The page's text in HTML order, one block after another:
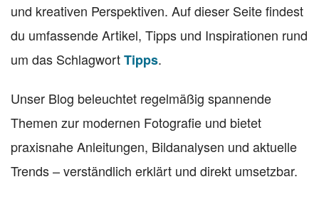
und kreativen Perspektiven. Auf dieser Seite findest
du umfassende Artikel, Tipps und Inspirationen rund
um das SchlagwortTipps.
Unser Blog beleuchtet regelmäßig spannende
Themen zur modernen Fotografie und bietet
praxisnahe Anleitungen, Bildanalysen und aktuelle
Trends – verständlich erklärt und direkt umsetzbar.